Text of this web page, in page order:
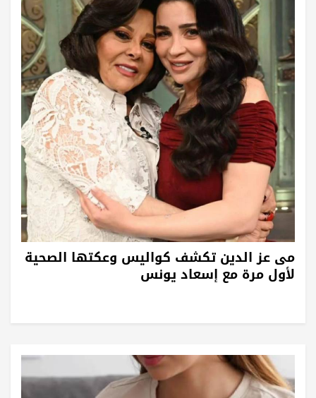
مى عز الدين تكشف كواليس وعكتها الصحية
لأول مرة مع إسعاد يونس